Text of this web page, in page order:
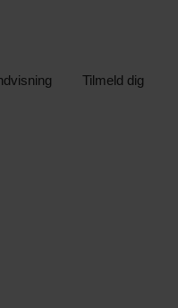
Tilmeld dig